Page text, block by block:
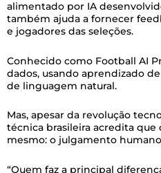
alimentado por IA
também ajuda a fornecer
e jogadores das seleções.
Conhecido como Football AI
dados, usando aprendizado
de linguagem natural.
Mas, apesar da revolução
técnica brasileira acredita que
mesmo: o julgamento
“Quem faz a principal